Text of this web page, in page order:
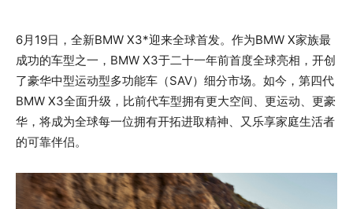
6月19日，全新BMW X3*迎来全球首发。作为BMW X家族最
成功的车型之一，BMW X3于二十一年前首度全球亮相，开创
了豪华中型运动型多功能车（SAV）细分市场。如今，第四代
BMW X3全面升级，比前代车型拥有更大空间、更运动、更豪
华，将成为全球每一位拥有开拓进取精神、又乐享家庭生活者
的可靠伴侣。